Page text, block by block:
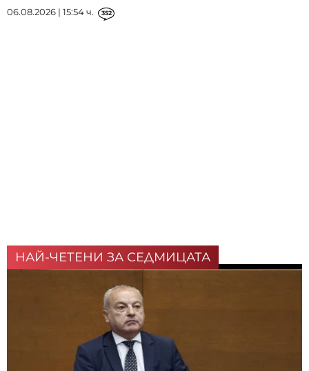
06.08.2026 | 15:54 ч. 352
НАЙ-ЧЕТЕНИ ЗА СЕДМИЦАТА